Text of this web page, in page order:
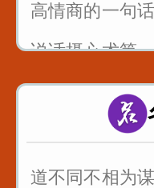
高情商的一句
说话摄心术第
一个脏字不说_
一开口说话让
别人夸你_如何
道不同不相为谋